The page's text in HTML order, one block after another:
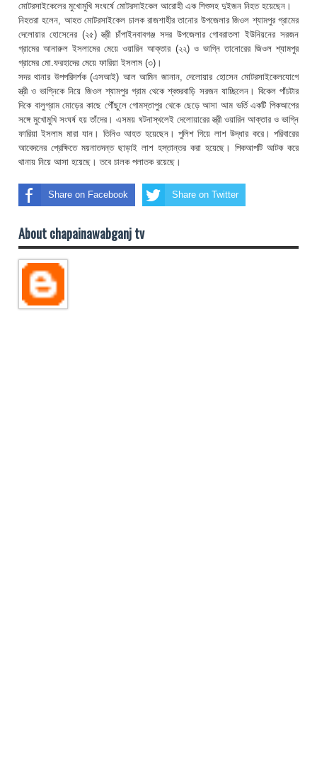
মোটরসাইকেলের মুখোমুখি সংঘর্ষে মোটরসাইকেল আরোহী এক শিশুসহ দুইজন নিহত হয়েছেন।
নিহতরা হলেন, আহত মোটরসাইকেল চালক রাজশাহীর তানোর উপজেলার জিওল শ্যামপুর গ্রামের
দেলোয়ার হোসেনের (২৫) স্ত্রী চাঁপাইনবাবগঞ্জ সদর উপজেলার গোবরাতলা ইউনিয়নের সরজন
গ্রামের আনারুল ইসলামের মেয়ে ওয়ারিন আক্তার (২২) ও ভাগ্নি তানোরের জিওল শ্যামপুর
গ্রামের মো.ফরহাদের মেয়ে ফারিয়া ইসলাম (৩)।
সদর থানার উপপরিদর্শক (এসআই) আল আমিন জানান, দেলোয়ার হোসেন মোটরসাইকেলযোগে
স্ত্রী ও ভাগ্নিকে নিয়ে জিওল শ্যামপুর গ্রাম থেকে শ্বশুরবাড়ি সরজন যাচ্ছিলেন। বিকেল পাঁচটার
দিকে বালুগ্রাম মোড়ের কাছে পৌঁছুলে গোমস্তাপুর থেকে ছেড়ে আসা আম ভর্তি একটি পিকআপের
সঙ্গে মুখোমুখি সংঘর্ষ হয় তাঁদের। এসময় ঘটনাস্থলেই দেলোয়ারের স্ত্রী ওয়ারিন আক্তার ও ভাগ্নি
ফারিয়া ইসলাম মারা যান। তিনিও আহত হয়েছেন। পুলিশ গিয়ে লাশ উদ্ধার করে। পরিবারের
আবেদনের প্রেক্ষিতে ময়নাতদন্ত ছাড়াই লাশ হস্তান্তর করা হয়েছে। পিকআপটি আটক করে
থানায় নিয়ে আসা হয়েছে। তবে চালক পলাতক রয়েছে।
Share on Facebook Share on Twitter
About chapainawabganj tv